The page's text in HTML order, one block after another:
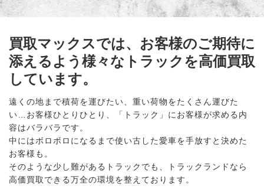
買取マックスでは、お客様のご期待に
添えるよう様々なトラックを高価買取
しています。
遠くの地まで積荷を運びたい、重い荷物をたくさん運びた
い…お客様ひとりひとり、「トラック」にお客様が求める内
容はバラバラです。
中にはボロボロになるまで使い古した愛車を手放すと決めた
お客様も。
そのような少し難があるトラックでも、トラックランドなら
高価買取できる万全の環境を整えております。